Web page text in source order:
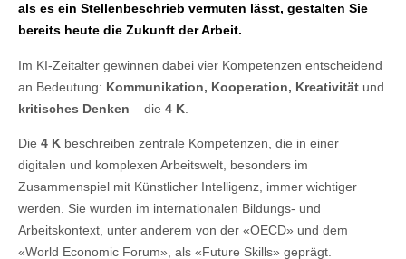
als es ein Stellenbeschrieb vermuten lässt, gestalten Sie
bereits heute die Zukunft der Arbeit.
Im KI-Zeitalter gewinnen dabei vier Kompetenzen entscheidend
an Bedeutung: Kommunikation, Kooperation, Kreativität und
kritisches Denken – die 4 K
Die 4 K beschreiben zentrale Kompetenzen, die in einer
digitalen und komplexen Arbeitswelt, besonders im
Zusammenspiel mit Künstlicher Intelligenz, immer wichtiger
werden. Sie wurden im internationalen Bildungs- und
Arbeitskontext, unter anderem von der «OECD» und dem
«World Economic Forum», als «Future Skills» geprägt.